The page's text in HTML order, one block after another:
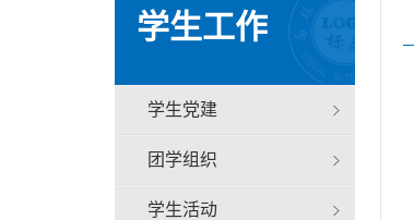
学生工作
学生党建
团学组织
学生活动